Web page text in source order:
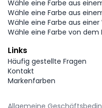
Wähle eine Farbe aus
Wähle eine Farbe aus
Wähle eine Farbe aus
Wähle eine Farbe von dem
Links
Häufig gestellte Fragen
Kontakt
Markenfarben
Allgemeine